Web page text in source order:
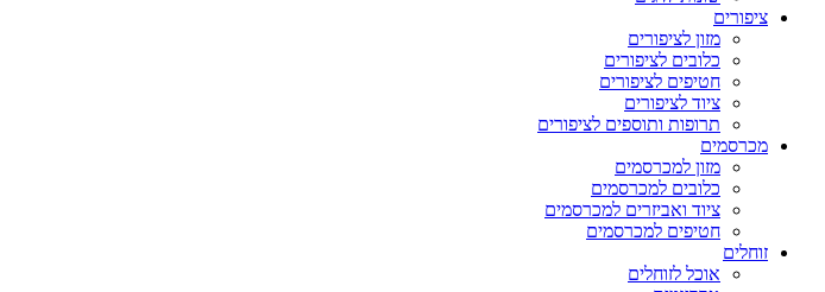
ציפורים
מזון לציפורים
כלובים לציפורים
חטיפים לציפורים
ציוד לציפורים
תרופות ותוספים לציפורים
מכרסמים
מזון למכרסמים
כלובים למכרסמים
ציוד ואביזרים למכרסמים
חטיפים למכרסמים
זוחלים
אוכל לזוחלים